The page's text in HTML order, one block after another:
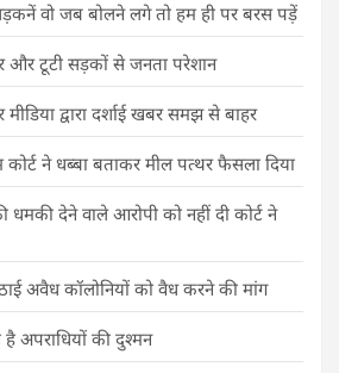
वो जब बोलने लगे तो हम ही पर बरस पड़ें
टूटी सड़कों से जनता परेशान
द्वारा दर्शाई खबर समझ से बाहर
कोर्ट ने धब्बा बताकर मील पत्थर फैसला दिया
धमकी देने वाले आरोपी को नहीं दी कोर्ट ने
अवैध कॉलोनियों को वैध करने की मांग
अपराधियों की दुश्मन